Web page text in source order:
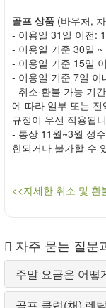
골프 상품 (바우처,
- 이용일 31일 이전:
- 이용일 기준 30일
- 이용일 기준 15일
- 이용일 기준 7일 이
- 취소·환불 가능 기
에 따라 일부 또는
규정이 우선 적용됩
- 통상 11월~3월 성
한되거나 불가할 수
<<자세한 취소 및 환
자주 묻는 질문
주말 요금은 어떻